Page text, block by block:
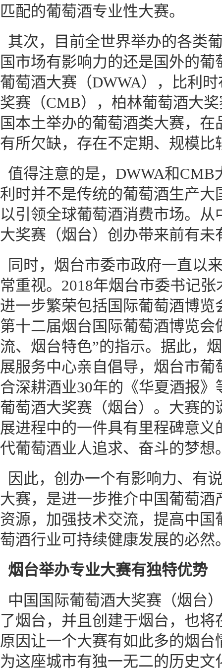
匹配的葡萄酒专业性大赛。
其次，目前全世界举办的各类
国市场有影响力的还是国外的
葡萄酒大赛（DWWA），比利
奖赛（CMB），柏林葡萄酒大
国本土举办的葡萄酒类大赛，
有所欠缺，存在不定期、规模比
值得注意的是，DWWA和
利时并不是传统的葡萄酒生产
以引领全球葡萄酒消费市场。
大奖赛（烟台）创办带来前有未
同时，烟台市委市政府一直以
常重视。2018年烟台市委书记
进一步繁荣包括国际葡萄酒博
第十二届烟台国际葡萄酒博览会
流、烟台特色”的指示。据此，
展服务中心亲自倡导，烟台市
合深耕酒业30年的《华夏酒报
葡萄酒大奖赛（烟台）。大赛
展进程中的一件具有里程碑意
代葡萄酒业人追求、奋斗的梦想
因此，创办一个有影响力、有
大赛，是进一步推介中国葡萄
资源，加强技术交流，提高中
萄酒行业可持续健康发展的必然
烟台举办专业大赛有独特优势
中国国际葡萄酒大奖赛（烟台
了烟台，并且创建于烟台，也
原因让一个大赛有如此多的烟
为这座城市有独一无二的历史